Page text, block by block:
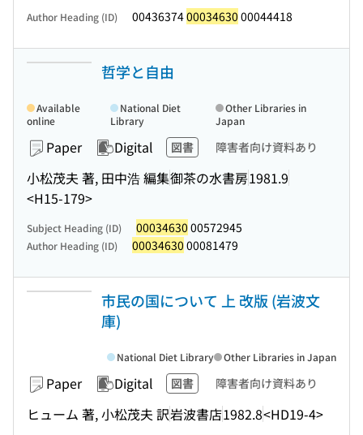
Author Heading (ID) 0043637400034630 00044418
哲学と自由
Paper Digital 図書 障害者向け資料あり
小松茂夫 著, 田中浩 編集御茶の水書房1981.9
<H15-179>
Available
online
National Diet
Library
Other Libraries in
Japan
Subject Heading (ID) 00034630 00572945
Author Heading (ID) 00034630 00081479
市民の国について 上 改版 (岩波文
庫)
Paper Digital 図書 障害者向け資料あり
ヒューム 著, 小松茂夫 訳岩波書店1982.8<HD19-4>
National Diet Library Other Libraries in Japan